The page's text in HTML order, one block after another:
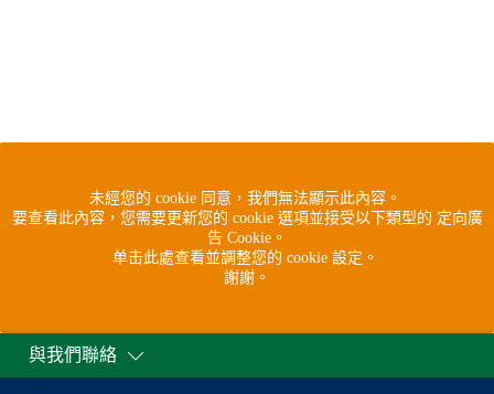
未經您的 cookie 同意，我們無法顯示此內容。
要查看此內容，您需要更新您的 cookie 選項並接受以下類型的 定向廣
告 Cookie。
单击此處查看並調整您的 cookie 設定。
謝謝。
與我們聯絡